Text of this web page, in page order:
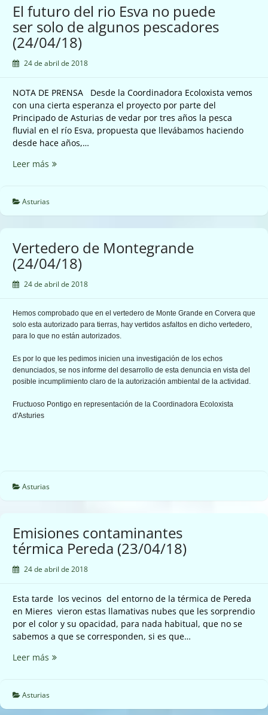
de
la
Pereda
Mieres?
El futuro del rio Esva no puede
ser solo de algunos pescadores
(24/04/18)
24 de abril de 2018
NOTA DE PRENSA Desde la Coordinadora Ecoloxista vemos
con una cierta esperanza el proyecto por parte del
Principado de Asturias de vedar por tres años la pesca
fluvial en el río Esva, propuesta que llevábamos haciendo
desde hace años,…
Leer más El
rio
Esva
ser
solo
algunos
(24/04/18)
Asturias
Vertedero de Montegrande
(24/04/18)
24 de abril de 2018
Hemos comprobado que en el vertedero de Monte Grande en Corvera que
solo esta autorizado para tierras, hay vertidos asfaltos en dicho vertedero,
para lo que no están autorizados.
Es por lo que les pedimos inicien una investigación de los echos
denunciados, se nos informe del desarrollo de esta denuncia en vista del
posible incumplimiento claro de la autorización ambiental de la actividad.
Fructuoso Pontigo en representación de la Coordinadora Ecoloxista
d'Asturies
Asturias
Emisiones contaminantes
térmica Pereda (23/04/18)
24 de abril de 2018
Esta tarde los vecinos del entorno de la térmica de Pereda
en Mieres vieron estas llamativas nubes que les sorprendio
por el color y su opacidad, para nada habitual, que no se
sabemos a que se corresponden, si es que…
Leer más Emisiones
Pereda
(23/04/18)
Asturias